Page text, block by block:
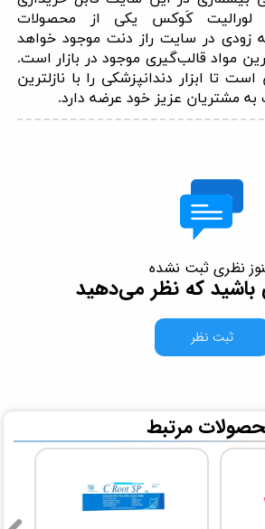
لورالیت کَوکس یکی از محصولات
زودی در سایت راز دنت موجود خواهد
مواد قالب‌گیری موجود در بازار است.
تا ابزار دندانپزشکی را با نازل­ترین
مشتریان عزیز خود عرضه دارد.
نظری ثبت نشده
باشید که نظر می‌دهید
ثبت نظر
مرتبط